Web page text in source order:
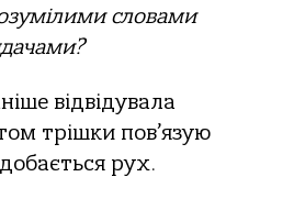
словами
відвідувала
трішки пов’язую
рух.